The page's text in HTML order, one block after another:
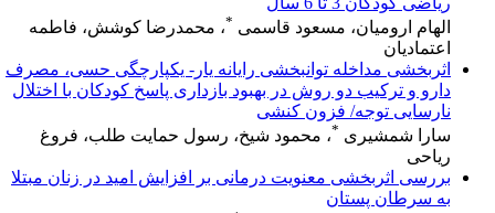
الهام ارومیان، مسعود قاسمی *، محمدرضا کوشش، فاطمه
اعتمادیان
اثربخشی مداخله توانبخشی رایانه یار- یکپارچگی حسی، مصرف
دارو و ترکیب دو روش در بهبود بازداری پاسخ کودکان با اختلال
نارسایی توجه/ فزون کنشی
سارا شمشیری *، محمود شیخ، رسول حمایت طلب، فروغ
ریاحی
بررسی اثربخشی معنویت درمانی بر افزایش امید در زنان مبتلا
به سرطان پستان